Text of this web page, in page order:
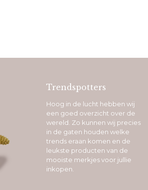
Trendspotters
Hoog in de lucht hebben wij
een goed overzicht over de
wereld. Zo kunnen wij precies
in de gaten houden welke
trends eraan komen en de
leukste producten van de
mooiste merkjes voor jullie
inkopen.